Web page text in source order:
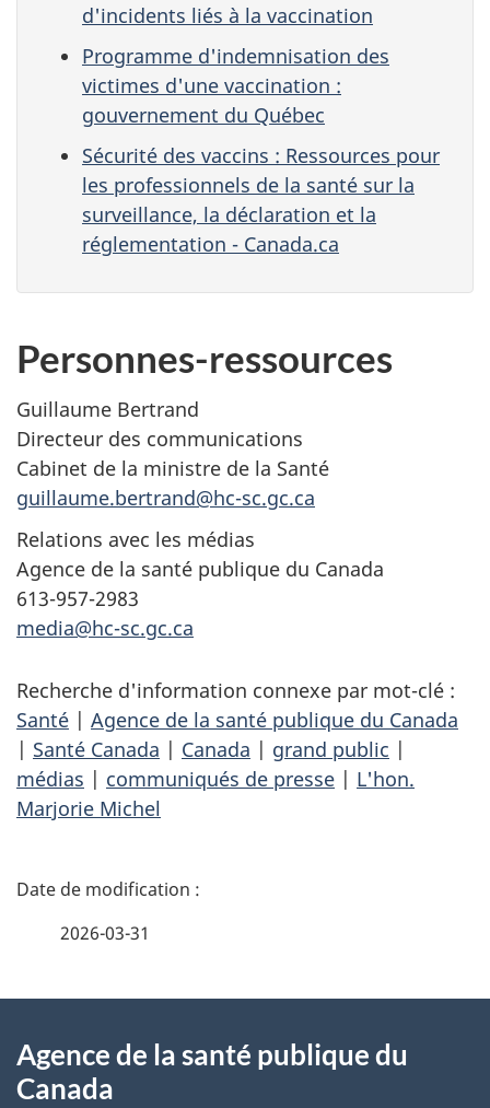
d'incidents liés à la vaccination
Programme d'indemnisation des
victimes d'une vaccination :
gouvernement du Québec
Sécurité des vaccins : Ressources pour
les professionnels de la santé sur la
surveillance, la déclaration et la
réglementation - Canada.ca
Personnes-ressources
Guillaume Bertrand
Directeur des communications
Cabinet de la ministre de la Santé
guillaume.bertrand@hc-sc.gc.ca
Relations avec les médias
Agence de la santé publique du Canada
613-957-2983
media@hc-sc.gc.ca
Recherche d'information connexe par mot-clé :
Santé | Agence de la santé publique du Canada
| Santé Canada | Canada | grand public |
médias | communiqués de presse | L'hon.
Marjorie Michel
D
i
2026-03-31
propos
Agence de la santé publique du
Canada